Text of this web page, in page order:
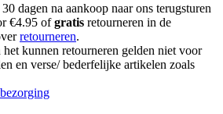
dagen na aankoop naar ons terugsturen
€4.95 ofgratis retourneren in de
retourneren.
kunnen retourneren gelden niet voor
en verse/ bederfelijke artikelen zoals